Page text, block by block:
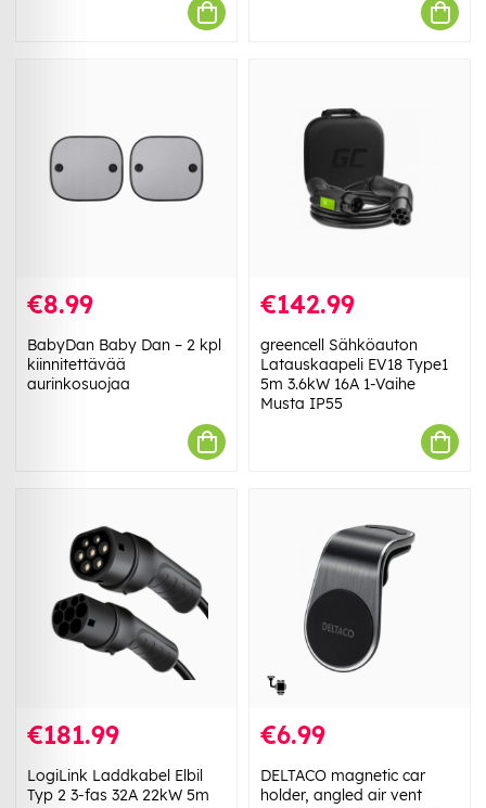
€8.99
BabyDan Baby Dan – 2 kpl
kiinnitettävää
aurinkosuojaa
€142.99
greencell Sähköauton
Latauskaapeli EV18 Type1
5m 3.6kW 16A 1-Vaihe
Musta IP55
€181.99
LogiLink Laddkabel Elbil
Typ 2 3-fas 32A 22kW 5m
€6.99
DELTACO magnetic car
holder, angled air vent